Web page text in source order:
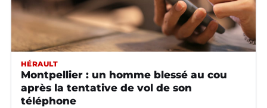
HÉRAULT
Montpellier : un homme blessé au cou
après la tentative de vol de son
téléphone